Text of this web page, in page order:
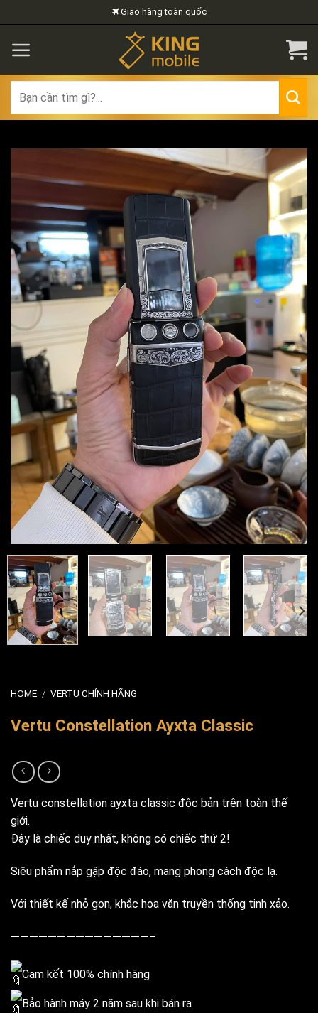
to
content
Giao hàng toàn quốc
for:
HOME / VERTU CHÍNH HÃNG
Vertu Constellation Ayxta Classic
Vertu constellation ayxta classic độc bản trên toàn thế
giới.
Đây là chiếc duy nhất, không có chiếc thứ 2!
Siêu phẩm nắp gập độc đáo, mang phong cách độc lạ.
Với thiết kế nhỏ gọn, khắc hoa văn truyền thống tinh xảo.
———————————————–
Cam kết 100% chính hãng
Bảo hành máy 2 năm sau khi bán ra